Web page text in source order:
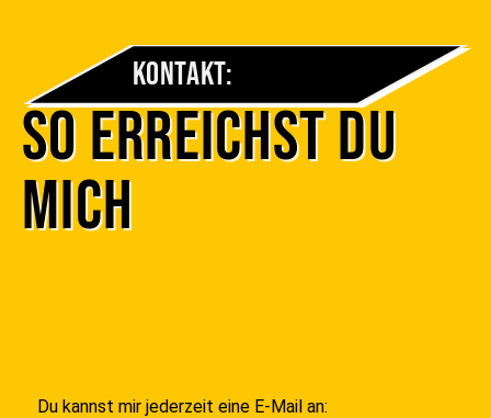
Kontakt:
So erreichst du
mich
Du kannst mir jederzeit eine E-Mail an: